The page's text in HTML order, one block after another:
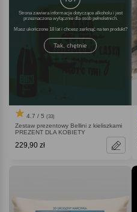
Strona zawiera informacje dotyczące alkoholu i jest
przeznaczona wyłącznie dla osób pełnoletnich.
Masz ukończone 18 lat i chcesz zerknąć na ten produkt
Tak, chętnie
4.7 / 5 (33)
Zestaw prezentowy Bellini z kieliszkami
PREZENT DLA KOBIETY
229,90 zł